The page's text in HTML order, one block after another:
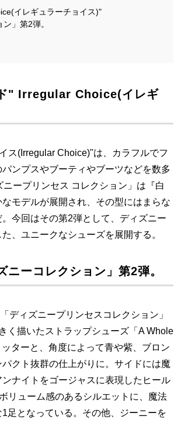
イレギュラーチョイス)"
」第2弾。
" Irregular Choice(イレギ
ス(Irregular Choice)"は、カラフルでフ
ンプスやブーティやブーツなどを数多
ープリンセス コレクション」は『白
モデルが展開され、その型にはまらな
今回はその第2弾として、ディズニー
、ユニークなシューズを展開する。
ーコレクション」第2弾。
ディズニープリンセスコレクション」
く描いたストラップシューズ「A Whole
ターと、角度によって青や紫、ブロン
クト抜群の仕上がりに。サイドには魔
ナイトをゴージャスに表現したヒール
リューム感のあるシルエットに、魔法
足となっている。その他、ジーニーを